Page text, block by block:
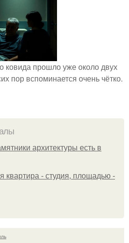
ковида прошло уже около двух
пор вспоминается очень чётко.
архитектуры есть в
квартира - студия, площадью -